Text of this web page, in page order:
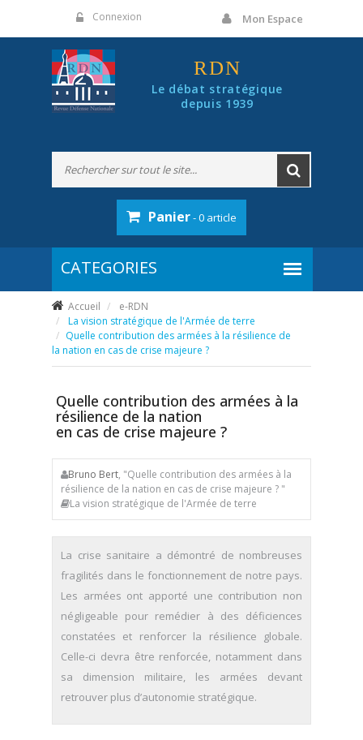
Connexion Mon Espace
RDN
Le débat stratégique
depuis 1939
Panier- 0 article
Accueil
e-RDN
La vision stratégique de l'Armée de terre
Quelle contribution des armées à la résilience de
la nation en cas de crise majeure ?
Quelle contribution des armées à la
résilience de la nation
en cas de crise majeure ?
Bruno Bert, "Quelle contribution des armées à la
résilience de la nation en cas de crise majeure ? "
La vision stratégique de l'Armée de terre
La crise sanitaire a démontré de nombreuses
fragilités dans le fonctionnement de notre pays.
Les armées ont apporté une contribution non
négligeable pour remédier à des déficiences
constatées et renforcer la résilience globale.
Celle-ci devra être renforcée, notamment dans
sa dimension militaire, les armées devant
retrouver plus d’autonomie stratégique.